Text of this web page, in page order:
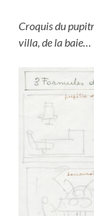
Croquis du
villa, de la baie…